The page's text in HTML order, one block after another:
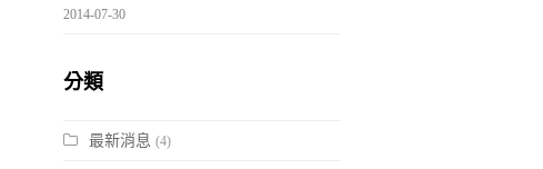
2014-07-30
分類
最新消息 (4)